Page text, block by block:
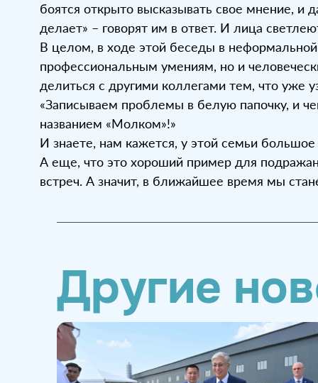
боятся открыто высказывать свое мнение, и
делает» – говорят им в ответ. И лица
В целом, в ходе этой беседы в
профессиональным умениям, но и
делиться с другими коллегами тем, что уже
«Записываем проблемы в белую папочку, и
названием «Молком»!»
И знаете, нам кажется, у этой семьи
А еще, что это хороший пример для
встреч. А значит, в ближайшее время мы
Другие